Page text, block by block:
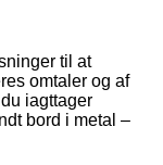
til at
omtaler og af
iagttager
bord i metal –